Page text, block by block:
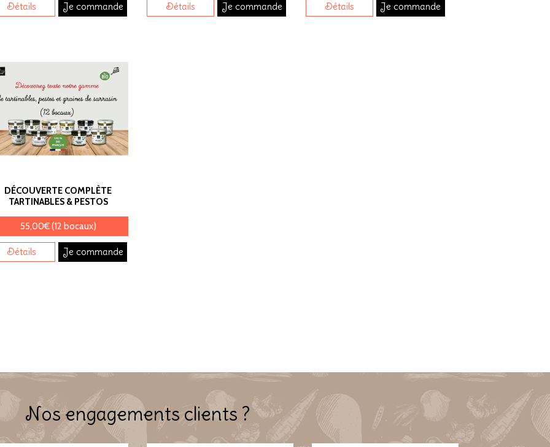
Détails Je commande Détails Je commande Détails Je commande
DÉCOUVERTE COMPLÈTE
TARTINABLES & PESTOS
55,00€ (12 bocaux)
Détails Je commande
Nos engagements clients ?